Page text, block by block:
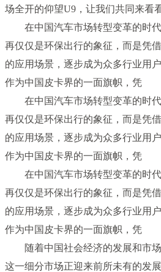
场全开的仰望U9，让我们共同来看
在中国汽车市场转型变革的时代
再仅仅是环保出行的象征，而是凭
的应用场景，逐步成为众多行业用
作为中国皮卡界的一面旗帜，凭
在中国汽车市场转型变革的时代
再仅仅是环保出行的象征，而是凭
的应用场景，逐步成为众多行业用
作为中国皮卡界的一面旗帜，凭
在中国汽车市场转型变革的时代
再仅仅是环保出行的象征，而是凭
的应用场景，逐步成为众多行业用
作为中国皮卡界的一面旗帜，凭
随着中国社会经济的发展和市场
这一细分市场正迎来前所未有的发